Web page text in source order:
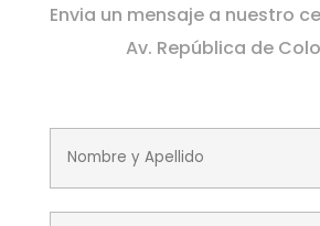
Envia un mensaje a nuestro
Av. República de